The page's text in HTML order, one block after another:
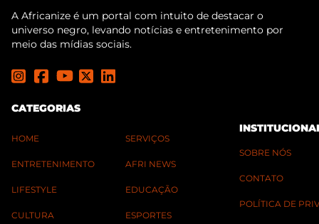
A Africanize é um portal com intuito de destacar o
universo negro, levando notícias e entretenimento por
meio das mídias sociais.
CATEGORIAS
HOME
ENTRETENIMENTO
LIFESTYLE
CULTURA
SERVIÇOS
AFRI NEWS
EDUCAÇÃO
ESPORTES
SOBRE NÓS
CONTATO
POLÍTICA DE